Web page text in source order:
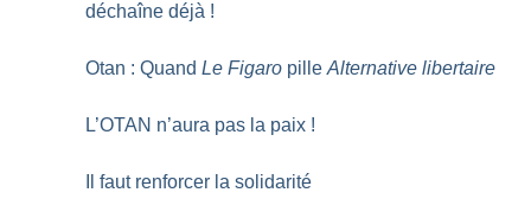
déchaîne déjà !
Otan : QuandLe Figaro pilleAlternative libertaire
L’OTAN n’aura pas la paix !
Il faut renforcer la solidarité